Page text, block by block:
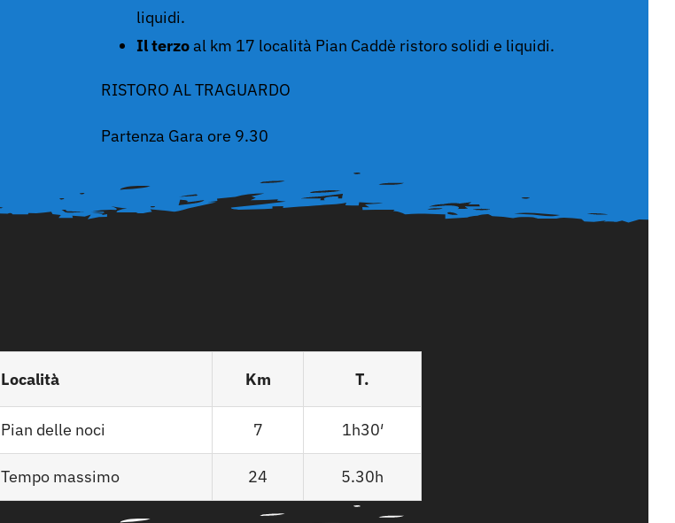
liquidi.
Il terzoal km 17 località Pian Caddè ristoro solidi e liquidi.
RISTORO AL TRAGUARDO
Partenza Gara ore 9.30
Località Km T.
Pian delle noci 7 1h30′
Tempo massimo 24 5.30h